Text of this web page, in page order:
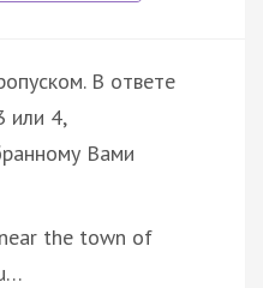
В ответе
или 4,
Вами
the town of